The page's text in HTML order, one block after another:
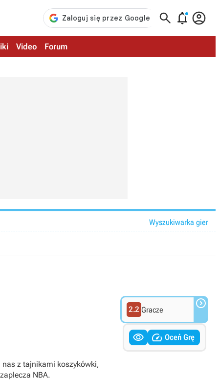
  
Video Forum
Wyszukiwarka gier
z tajnikami koszykówki,
NBA.
2.2 Gracze 
  Oceń Grę